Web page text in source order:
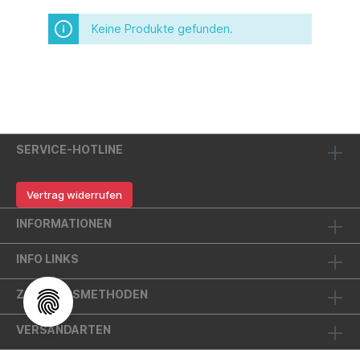
Keine Produkte gefunden.
SERVICE-HOTLINE
Vertrag widerrufen
INFORMATIONEN
INFO LINKS
ZAHLUNGSMETHODEN
VERSANDARTEN